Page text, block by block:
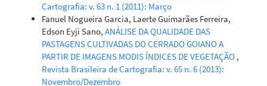
Cartografia: v. 63 n. 1 (2011): Março
Fanuel Nogueira Garcia, Laerte Guimarães Ferreira,
Edson Eyji Sano, ANÁLISE DA QUALIDADE DAS
PASTAGENS CULTIVADAS DO CERRADO GOIANO A
PARTIR DE IMAGENS MODIS ÍNDICES DE VEGETAÇÃO ,
Revista Brasileira de Cartografia: v. 65 n. 6 (2013):
Novembro/Dezembro